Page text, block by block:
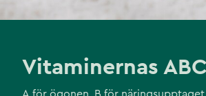
Vitaminernas ABC